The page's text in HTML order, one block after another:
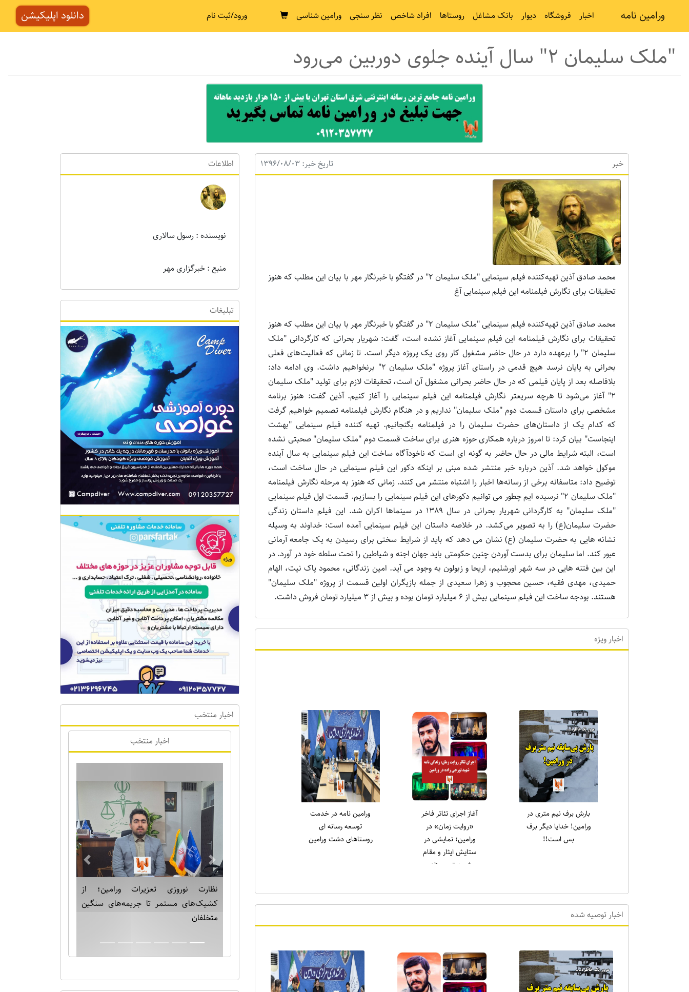
ورامین نامه اخبار فروشگاه دیوار بانک مشاغل روستاها افراد شاخص نظر سنجی ورامین شناسی ورود/ثبت نام دانلود اپلیکیشن
"ملک سلیمان 2" سال آینده جلوی دوربین می‌رود
خبر تاریخ خبر: 1396/08/03
محمد صادق آذین تهیه‌کننده فیلم سینمایی "ملک سلیمان 2" در گفتگو با خبرنگار مهر با بیان این مطلب که هنوز
تحقیقات برای نگارش فیلمنامه این فیلم سینمایی آغ
محمد صادق آذین تهیه‌کننده فیلم سینمایی "ملک سلیمان 2" در گفتگو با خبرنگار مهر با بیان این مطلب که هنوز
تحقیقات برای نگارش فیلمنامه این فیلم سینمایی آغاز نشده است، گفت: شهریار بحرانی که کارگردانی "ملک
سلیمان 2" را برعهده دارد در حال حاضر مشغول کار روی یک پروژه دیگر است. تا زمانی که فعالیت‌های فعلی
بحرانی به پایان نرسد هیچ قدمی در راستای آغاز پروژه "ملک سلیمان 2" برنخواهیم داشت. وی ادامه داد:
بلافاصله بعد از پایان فیلمی که در حال حاضر بحرانی مشغول آن است، تحقیقات لازم برای تولید "ملک سلیمان
2" آغاز می‌شود تا هرچه سریعتر نگارش فیلمنامه این فیلم سینمایی را آغاز کنیم. آذین گفت: هنوز برنامه
مشخصی برای داستان قسمت دوم "ملک سلیمان" نداریم و در هنگام نگارش فیلمنامه تصمیم خواهیم گرفت
که کدام یک از داستان‌های حضرت سلیمان را در فیلمنامه بگنجانیم. تهیه کننده فیلم سینمایی "بهشت
اینجاست" بیان کرد: تا امروز درباره همکاری حوزه هنری برای ساخت قسمت دوم "ملک سلیمان" صحبتی نشده
است، البته شرایط مالی در حال حاضر به گونه ای است که ناخودآگاه ساخت این فیلم سینمایی به سال آینده
موکول خواهد شد. آذین درباره خبر منتشر شده مبنی بر اینکه دکور این فیلم سینمایی در حال ساخت است،
توضیح داد: متاسفانه برخی از رسانه‌ها اخبار را اشتباه منتشر می کنند. زمانی که هنوز به مرحله نگارش فیلمنامه
"ملک سلیمان 2" نرسیده ایم چطور می توانیم دکورهای این فیلم سینمایی را بسازیم. قسمت اول فیلم سینمایی
"ملک سلیمان" به کارگردانی شهریار بحرانی در سال 1389 در سینماها اکران شد. این فیلم داستان زندگی
حضرت سلیمان(ع) را به تصویر می‌کشد. در خلاصه داستان این فیلم سینمایی آمده است: خداوند به وسیله
نشانه هایی به حضرت سلیمان (ع) نشان می دهد که باید از شرایط سختی برای رسیدن به یک جامعه آرمانی
عبور کند. اما سلیمان برای بدست آوردن چنین حکومتی باید جهان اجنه و شیاطین را تحت سلطه خود در آورد. در
این بین فتنه هایی در سه شهر اورشلیم، اریحا و زبولون به وجود می آید. امین زندگانی، محمود پاک نیت، الهام
حمیدی، مهدی فقیه، حسین محجوب و زهرا سعیدی از جمله بازیگران اولین قسمت از پروژه "ملک سلیمان"
هستند. بودجه ساخت این فیلم سینمایی بیش از 6 میلیارد تومان بوده و بیش از 3 میلیارد تومان فروش داشت.
اخبار ویژه
بارش برف نیم متری در
ورامین! خدایا دیگر برف
بس است!!
آغاز اجرای تئاتر فاخر
«روایت زمان» در
ورامین؛ نمایشی در
ستایش ایثار و مقام
شهید تورجی‌زاده
ورامین نامه در خدمت
توسعه رسانه ای
روستاهای دشت ورامین
اخبار توصیه شده
اطلاعات
نویسنده : رسول سالاری
منبع : خبرگزاری مهر
تبلیغات
اخبار منتخب
اخبار منتخب
نظارت نوروزی تعزیرات ورامین؛ از
کشیک‌های مستمر تا جریمه‌های سنگین
متخلفان
Previous Next